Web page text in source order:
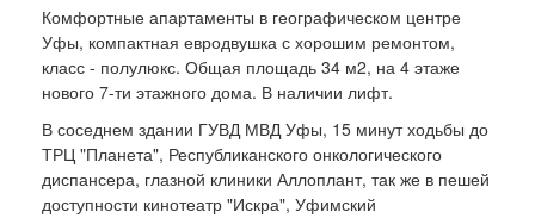
Комфортные апартаменты в географическом центре
Уфы, компактная евродвушка с хорошим ремонтом,
класс - полулюкс. Общая площадь 34 м2, на 4 этаже
нового 7-ти этажного дома. В наличии лифт.
В соседнем здании ГУВД МВД Уфы, 15 минут ходьбы до
ТРЦ "Планета", Республиканского онкологического
диспансера, глазной клиники Аллоплант, так же в пешей
доступности кинотеатр "Искра", Уфимский